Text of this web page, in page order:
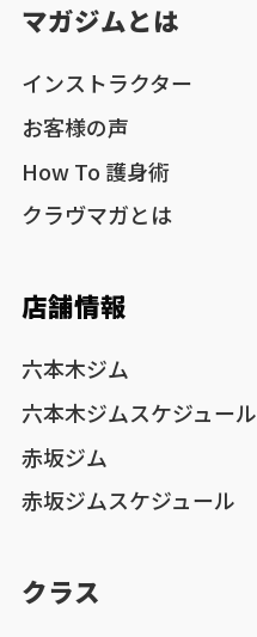
マガジムとは
インストラクター
お客様の声
How To 護身術
クラヴマガとは
店舗情報
六本木ジム
六本木ジムスケジュール
赤坂ジム
赤坂ジムスケジュール
クラス